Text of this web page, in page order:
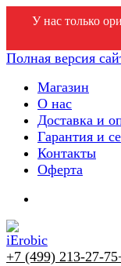
У нас только
Полная версия
Магазин
О нас
Доставка и
Гарантия и
Контакты
Оферта
+7 (499) 213-27-75